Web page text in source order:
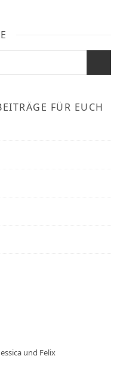
FÜR EUCH
und Felix